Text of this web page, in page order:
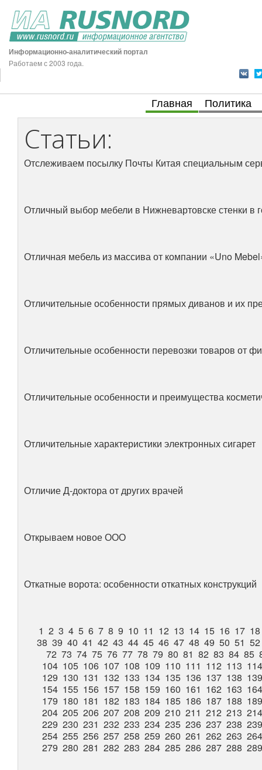
Информационно-аналитический портал
Работаем с 2003 года.
Главная Политика
Статьи:
Отслеживаем посылку Почты Китая специальным
Отличный выбор мебели в Нижневартовске стенки в
Отличная мебель из массива от компании «Uno
Отличительные особенности прямых диванов и их
Отличительные особенности перевозки товаров от
Отличительные особенности и преимущества
Отличительные характеристики электронных сигарет
Отличие Д-доктора от других врачей
Открываем новое ООО
Откатные ворота: особенности откатных конструкций
1 2 3 4 5 6 7 8 9 10 11 12 13 14 15 16 17 18
38 39 40 41 42 43 44 45 46 47 48 49 50 51 52
72 73 74 75 76 77 78 79 80 81 82 83 84 85
104 105 106 107 108 109 110 111 112 113 114
129 130 131 132 133 134 135 136 137 138 139
154 155 156 157 158 159 160 161 162 163 164
179 180 181 182 183 184 185 186 187 188 189
204 205 206 207 208 209 210 211 212 213 214
229 230 231 232 233 234 235 236 237 238 239
254 255 256 257 258 259 260 261 262 263 264
279 280 281 282 283 284 285 286 287 288 289